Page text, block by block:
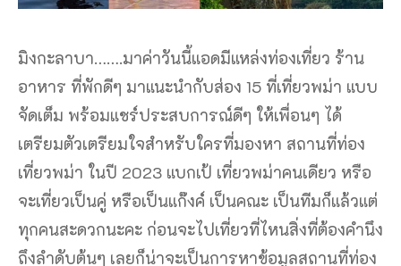
มิงกะลาบา…….มาค่าวันนี้แอดมีแหล่งท่องเที่ยว ร้าน
อาหาร ที่พักดีๆ มาแนะนำกับส่อง 15 ที่เที่ยวพม่า แบบ
จัดเต็ม พร้อมแชร์ประสบการณ์ดีๆ ให้เพื่อนๆ ได้
เตรียมตัวเตรียมใจสำหรับใครที่มองหา สถานที่ท่อง
เที่ยวพม่า ในปี 2023 แบกเป้ เที่ยวพม่าคนเดียว หรือ
จะเที่ยวเป็นคู่ หรือเป็นแก๊งค์ เป็นคณะ เป็นทีมก็แล้วแต่
ทุกคนสะดวกนะคะ ก่อนจะไปเที่ยวที่ไหนสิ่งที่ต้องคำนึง
ถึงลำดับต้นๆ เลยก็น่าจะเป็นการหาข้อมูลสถานที่ท่อง